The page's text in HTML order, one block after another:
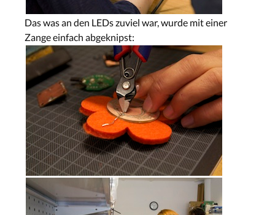
Das was an den LEDs zuviel war, wurde mit einer
Zange einfach abgeknipst: